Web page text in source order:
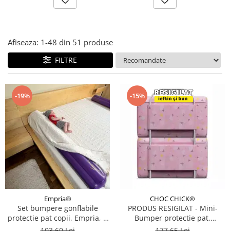
Ingrijire adulti
Carduri Cadou
Propuneri Cadou
Produse Sub 50 Lei
Resigilate
Afiseaza: 1-48 din 51 produse
FILTRE
-19%
Empria®
Set bumpere gonflabile
protectie pat copii, Empria, 2
bucati, portabile, 120x20x15
-15%
CHOC CHICK®
PRODUS RESIGILAT - Mini-
Bumper protectie pat,
60(L)x56(H) cm, Roz pastel